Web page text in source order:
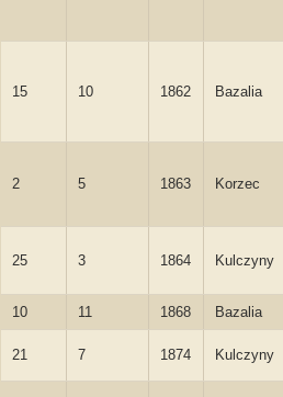
15 10 1862 Bazalia
2 5 1863 Korzec
25 3 1864 Kulczyny
10 11 1868 Bazalia
21 7 1874 Kulczyny